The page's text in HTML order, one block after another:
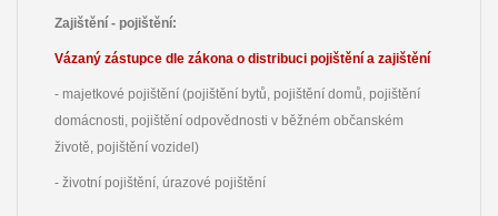
Zajištění - pojištění:
Vázaný zástupce dle zákona o distribuci pojištění a zajištění
- majetkové pojištění (pojištění bytů, pojištění domů, pojištění
domácnosti, pojištění odpovědnosti v běžném občanském
životě, pojištění vozidel)
- životní pojištění, úrazové pojištění